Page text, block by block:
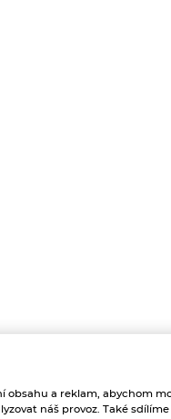
obsahu a reklam, abychom
náš provoz. Také sdílíme